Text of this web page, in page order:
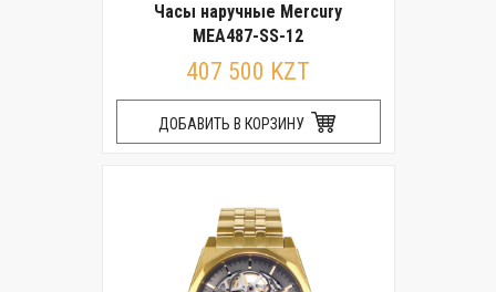
Часы наручные Mercury
MEA487-SS-12
407 500 KZT
ДОБАВИТЬ В КОРЗИНУ